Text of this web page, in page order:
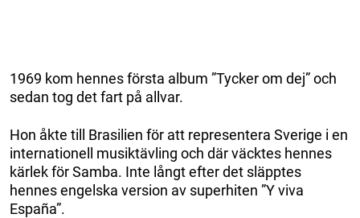
1969 kom hennes första album ”Tycker om dej” och
sedan tog det fart på allvar.
Hon åkte till Brasilien för att representera Sverige i en
internationell musiktävling och där väcktes hennes
kärlek för Samba. Inte långt efter det släpptes
hennes engelska version av superhiten ”Y viva
España”.